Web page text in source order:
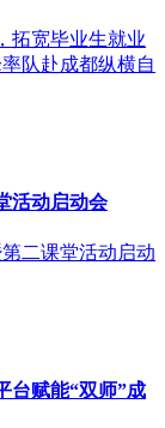
拓宽毕业生就业
队赴成都纵横自
活动启动会
二课堂活动启动
台赋能“双师”成